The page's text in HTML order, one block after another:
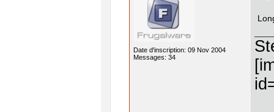
Date d'inscription: 09 Nov 2004
Messages: 34